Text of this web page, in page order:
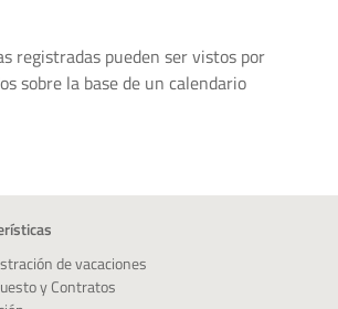
registradas pueden ser vistos por
sobre la base de un calendario
de vacaciones
y Contratos